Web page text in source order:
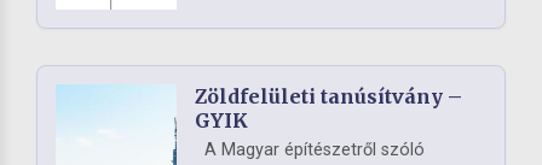
Zöldfelületi tanúsítvány –
GYIK
A Magyar építészetről szóló